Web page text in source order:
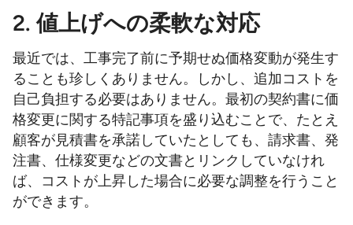
2. 値上げへの柔軟な対応
最近では、工事完了前に予期せぬ価格変動が発生す
ることも珍しくありません。しかし、追加コストを
自己負担する必要はありません。最初の契約書に価
格変更に関する特記事項を盛り込むことで、たとえ
顧客が見積書を承諾していたとしても、請求書、発
注書、仕様変更などの文書とリンクしていなけれ
ば、コストが上昇した場合に必要な調整を行うこと
ができます。